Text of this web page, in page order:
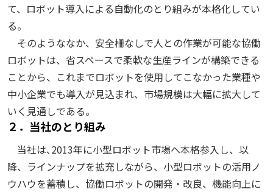
て、ロボット導入による自動化のとり組みが本格化してい
る。
そのようななか、安全柵なしで人との作業が可能な協働
ロボットは、省スペースで柔軟な生産ラインが構築できる
ことから、これまでロボットを使用してこなかった業種や
中小企業でも導入が見込まれ、市場規模は大幅に拡大して
いく見通しである。
２．当社のとり組み
当社は､2013年に小型ロボット市場へ本格参入し、以
降、ラインナップを拡充しながら、小型ロボットの活用ノ
ウハウを蓄積し、協働ロボットの開発・改良、機能向上に